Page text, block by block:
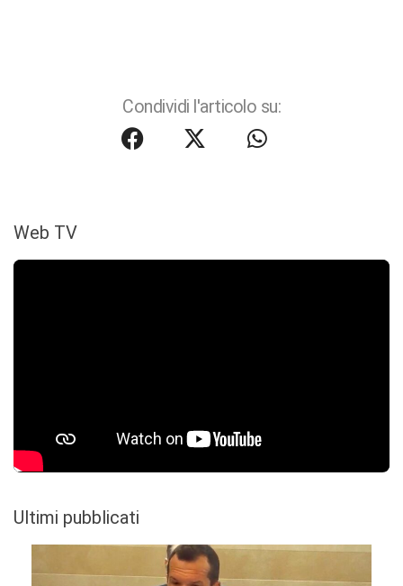
Condividi l'articolo su:
Web TV
Ultimi pubblicati